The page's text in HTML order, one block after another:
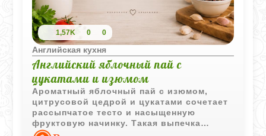
1,57K 0 0
Английская кухня
Английский яблочный пай с
цукатами и изюмом
Ароматный яблочный пай с изюмом,
цитрусовой цедрой и цукатами сочетает
рассыпчатое тесто и насыщенную
фруктовую начинку. Такая выпечка
особенно хорошо подходит для